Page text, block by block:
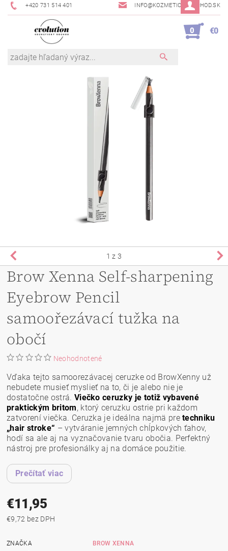
+420 731 514 401 INFO@KOZMETICKYOBCHOD.SK
0 €0
1 z 3
Brow Xenna Self-sharpening
Eyebrow Pencil
samoořezávací tužka na
obočí
Neohodnotené
Vďaka tejto samoorezávacej ceruzke od BrowXenny už
nebudete musieť myslieť na to, či je alebo nie je
dostatočne ostrá. Viečko ceruzky je totiž vybavené
praktickým britom, ktorý ceruzku ostrie pri každom
zatvorení viečka. Ceruzka je ideálna najmä pretechniku
„hair stroke“ – vytváranie jemných chĺpkových ťahov,
hodí sa ale aj na vyznačovanie tvaru obočia. Perfektný
nástroj pre profesionálky aj na domáce použitie.
Prečítať viac
€11,95
€9,72 bez DPH
ZNAČKA
BROW XENNA